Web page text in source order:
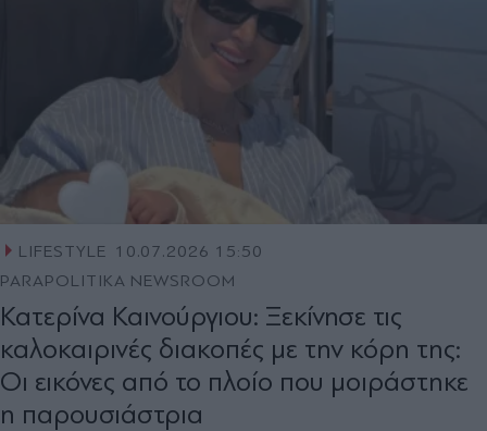
LIFESTYLE 10.07.2026 15:50
PARAPOLITIKA NEWSROOM
Κατερίνα Καινούργιου: Ξεκίνησε τις
καλοκαιρινές διακοπές με την κόρη της:
Οι εικόνες από το πλοίο που μοιράστηκε
η παρουσιάστρια